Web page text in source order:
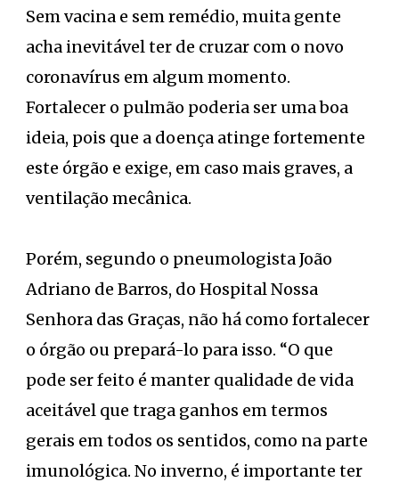
Sem vacina e sem remédio, muita gente
acha inevitável ter de cruzar com o novo
coronavírus em algum momento.
Fortalecer o pulmão poderia ser uma boa
ideia, pois que a doença atinge fortemente
este órgão e exige, em caso mais graves, a
ventilação mecânica.
Porém, segundo o pneumologista João
Adriano de Barros, do Hospital Nossa
Senhora das Graças, não há como fortalecer
o órgão ou prepará-lo para isso. “O que
pode ser feito é manter qualidade de vida
aceitável que traga ganhos em termos
gerais em todos os sentidos, como na parte
imunológica. No inverno, é importante ter